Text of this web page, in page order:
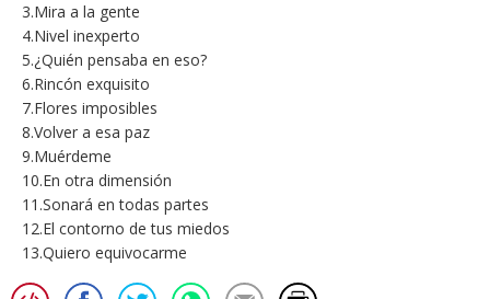
3.Mira a la gente
4.Nivel inexperto
5.¿Quién pensaba en eso?
6.Rincón exquisito
7.Flores imposibles
8.Volver a esa paz
9.Muérdeme
10.En otra dimensión
11.Sonará en todas partes
12.El contorno de tus miedos
13.Quiero equivocarme